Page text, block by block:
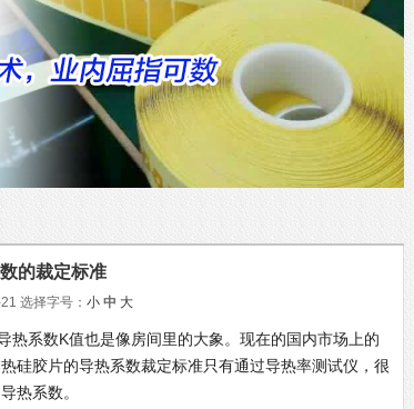
的裁定标准
选择字号： 小 中 大
热系数K值也是像房间里的大象。现在的国内市场上的
硅胶片的导热系数裁定标准只有通过导热率测试仪，很
热系数。